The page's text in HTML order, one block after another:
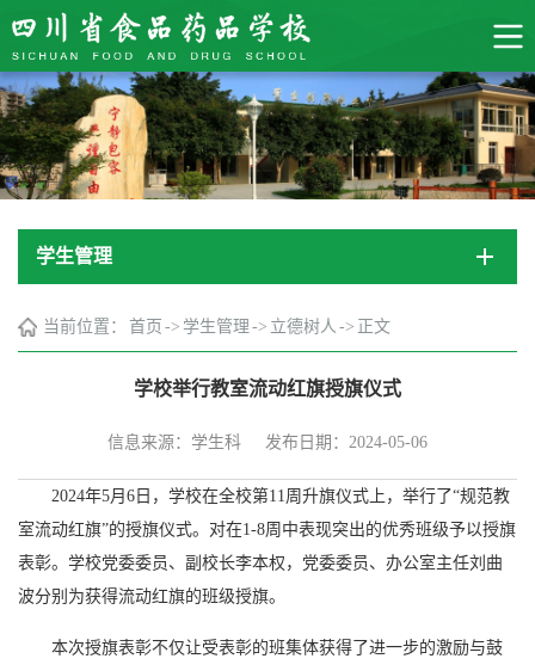
学生管理
当前位置： 首页 -> 学生管理 -> 立德树人 -> 正文
学校举行教室流动红旗授旗仪式
信息来源：学生科 发布日期：2024-05-06
2024年5月6日，学校在全校第11周升旗仪式上，举行了“规范教
室流动红旗”的授旗仪式。对在1-8周中表现突出的优秀班级予以授旗
表彰。学校党委委员、副校长李本权，党委委员、办公室主任刘曲
波分别为获得流动红旗的班级授旗。
本次授旗表彰不仅让受表彰的班集体获得了进一步的激励与鼓